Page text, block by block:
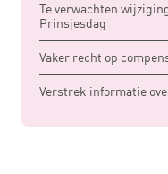
Te verwachten
Prinsjesdag
Vaker recht op
Verstrek informatie